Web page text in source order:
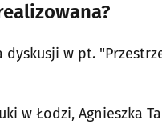
w pt.
w Łodzi, Agnieszka